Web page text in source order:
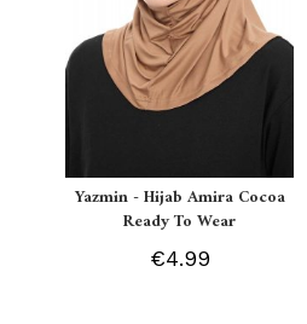
Yazmin - Hijab Amira Cocoa
Ready To Wear
€4.99